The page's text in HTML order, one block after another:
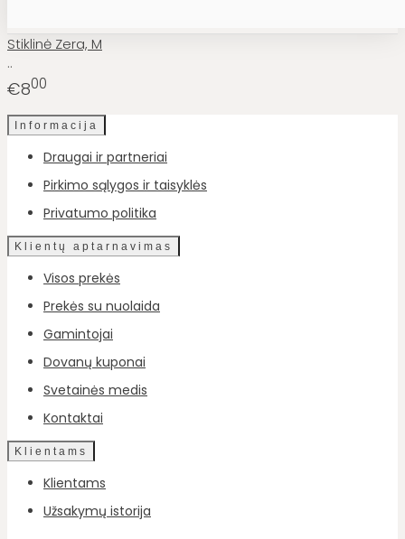
Stiklinė Zera, M
..
€800
Informacija
Draugai ir partneriai
Pirkimo sąlygos ir taisyklės
Privatumo politika
Klientų aptarnavimas
Visos prekės
Prekės su nuolaida
Gamintojai
Dovanų kuponai
Svetainės medis
Kontaktai
Klientams
Klientams
Užsakymų istorija